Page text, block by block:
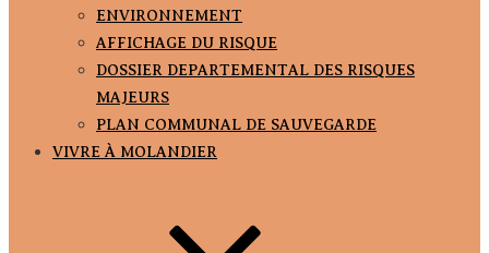
ENVIRONNEMENT
AFFICHAGE DU RISQUE
DOSSIER DEPARTEMENTAL DES RISQUES
MAJEURS
PLAN COMMUNAL DE SAUVEGARDE
VIVRE À MOLANDIER